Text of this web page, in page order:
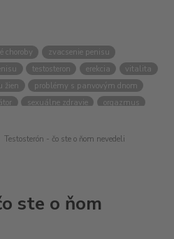
choroby
zvacsenie penisu
testosteron erekcia
vitalita
žien
problémy s panvovým dnom
sexuálne zdravie orgazmus
Testosterón - čo ste o ňom nevedeli
ste o ňom